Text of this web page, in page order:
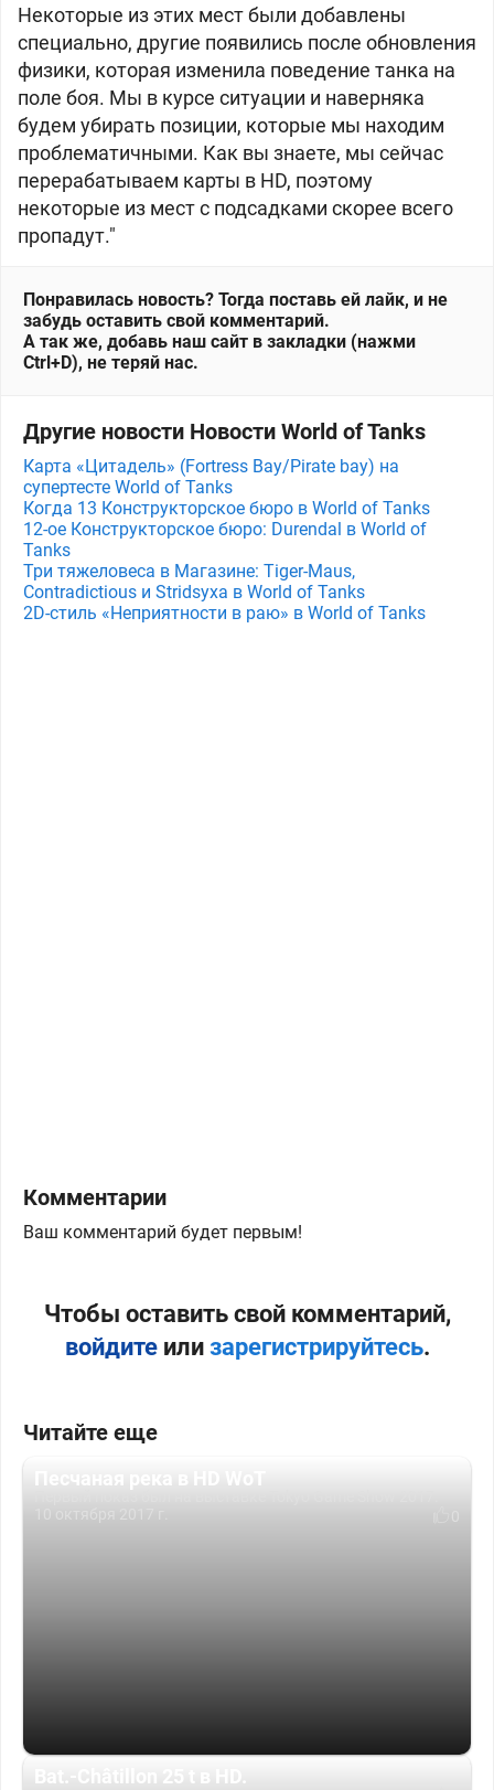
Некоторые из этих мест были добавлены
специально, другие появились после обновления
физики, которая изменила поведение танка на
поле боя. Мы в курсе ситуации и наверняка
будем убирать позиции, которые мы находим
проблематичными. Как вы знаете, мы сейчас
перерабатываем карты в HD, поэтому
некоторые из мест с подсадками скорее всего
пропадут."
Понравилась новость? Тогда поставь ей лайк, и не
забудь оставить свой комментарий.
А так же, добавь наш сайт в закладки (нажми
Ctrl+D), не теряй нас.
Другие новости Новости World of Tanks
Карта «Цитадель» (Fortress Bay/Pirate bay) на
супертесте World of Tanks
Когда 13 Конструкторское бюро в World of Tanks
12-ое Конструкторское бюро: Durendal в World of
Tanks
Три тяжеловеса в Магазине: Tiger-Maus,
Contradictious и Stridsyxa в World of Tanks
2D-стиль «Неприятности в раю» в World of Tanks
Комментарии
Ваш комментарий будет первым!
Чтобы оставить свой комментарий,
войдитеили зарегистрируйтесь.
Читайте еще